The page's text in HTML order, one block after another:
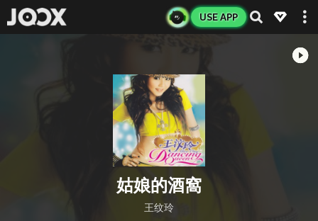
USE APP
姑娘的酒窩
王纹玲